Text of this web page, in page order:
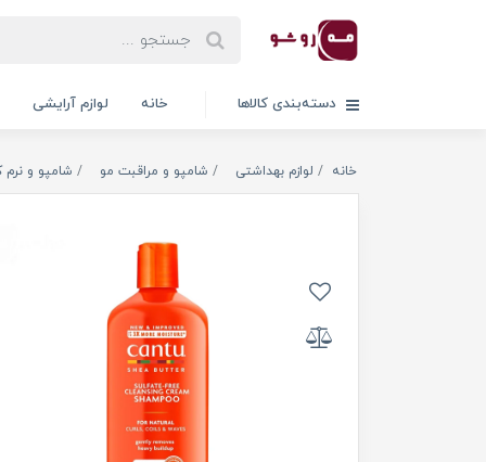
دسته‌بندی کالاها خانه لوازم آرایشی
خانه لوازم بهداشتی شامپو و مراقبت مو شامپو و نرم